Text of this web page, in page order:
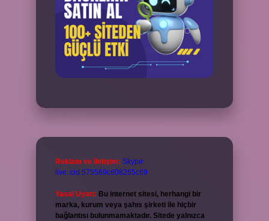
Reklam ve İletişim: Skype:
live:.cid.575569c608265c69
Yasal Uyarı: Bu internet sitesi, herhangi bir
marka, kurum veya şahıs şirketi ile hiçbir
bağlantısı bulunmamaktadır. Sitede yalnızca